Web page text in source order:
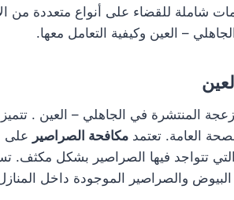
شاملة للقضاء على أنواع متعددة من
– العين وكيفية التعامل معها.
المنتشرة في الجاهلي – العين .
العامة. تعتمدمكافحة الصراصير على
تتواجد فيها الصراصير بشكل مكثف.
والصراصير الموجودة داخل